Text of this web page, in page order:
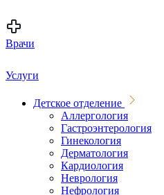
Врачи
Услуги
Детское отделение
Аллергология
Гастроэнтерология
Гинекология
Дерматология
Кардиология
Неврология
Нефрология